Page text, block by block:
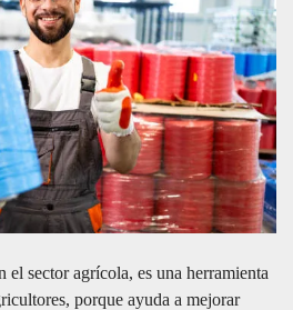
el sector agrícola, es una herramienta
porque ayuda a mejorar